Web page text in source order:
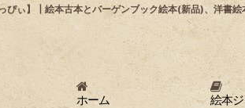
ぴぃ】┃絵本古本とバーゲンブック絵本(新品)、洋書
ホーム 絵本